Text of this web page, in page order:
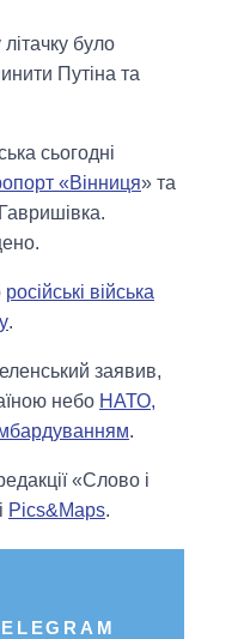
було
Путіна та
сьогодні
«Вінниця» та
російські війська
.
заявив,
небо НАТО,
.
«Слово і
Pics&Maps.